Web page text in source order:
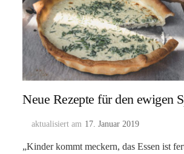
Neue Rezepte für den ewigen
aktualisiert am 17. Januar 2019
„Kinder kommt meckern, das Essen ist